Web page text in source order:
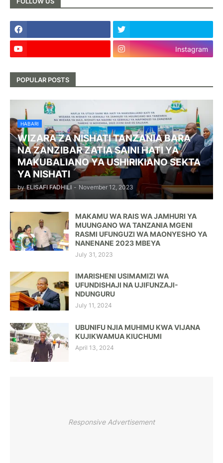
Instagram
POPULAR POSTS
HABARI
WIZARA ZA NISHATI TANZANIA BARA
NA ZANZIBAR ZATIA SAINI HATI YA
MAKUBALIANO YA USHIRIKIANO SEKTA
YA NISHATI
by ELISAFI FADHILI - November 12, 2023
MAKAMU WA RAIS WA JAMHURI YA
MUUNGANO WA TANZANIA MGENI
RASMI UFUNGUZI WA MAONYESHO YA
NANENANE 2023 MBEYA
July 31, 2023
IMARISHENI USIMAMIZI WA
UFUNDISHAJI NA UJIFUNZAJI-
NDUNGURU
July 11, 2024
UBUNIFU NJIA MUHIMU KWA VIJANA
KUJIKWAMUA KIUCHUMI
April 13, 2024
Responsive Advertisement